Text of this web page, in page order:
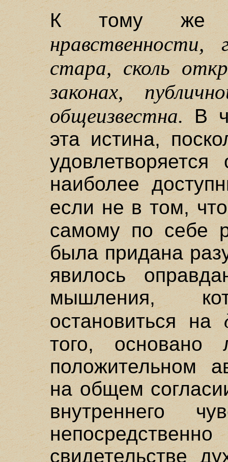
К тому
стара, сколь
законах,
общеизвестна.В
эта истина,
наиболее
если не в том,
самому по себе
была придана
явилось
мышления,
остановиться на
того,
положительном
на общем
внутреннего
свидетельстве